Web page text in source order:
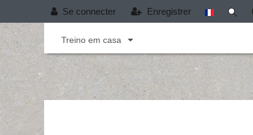
Se connecter Enregistrer
Andebol Cobertura T-PRO
Treino em casa